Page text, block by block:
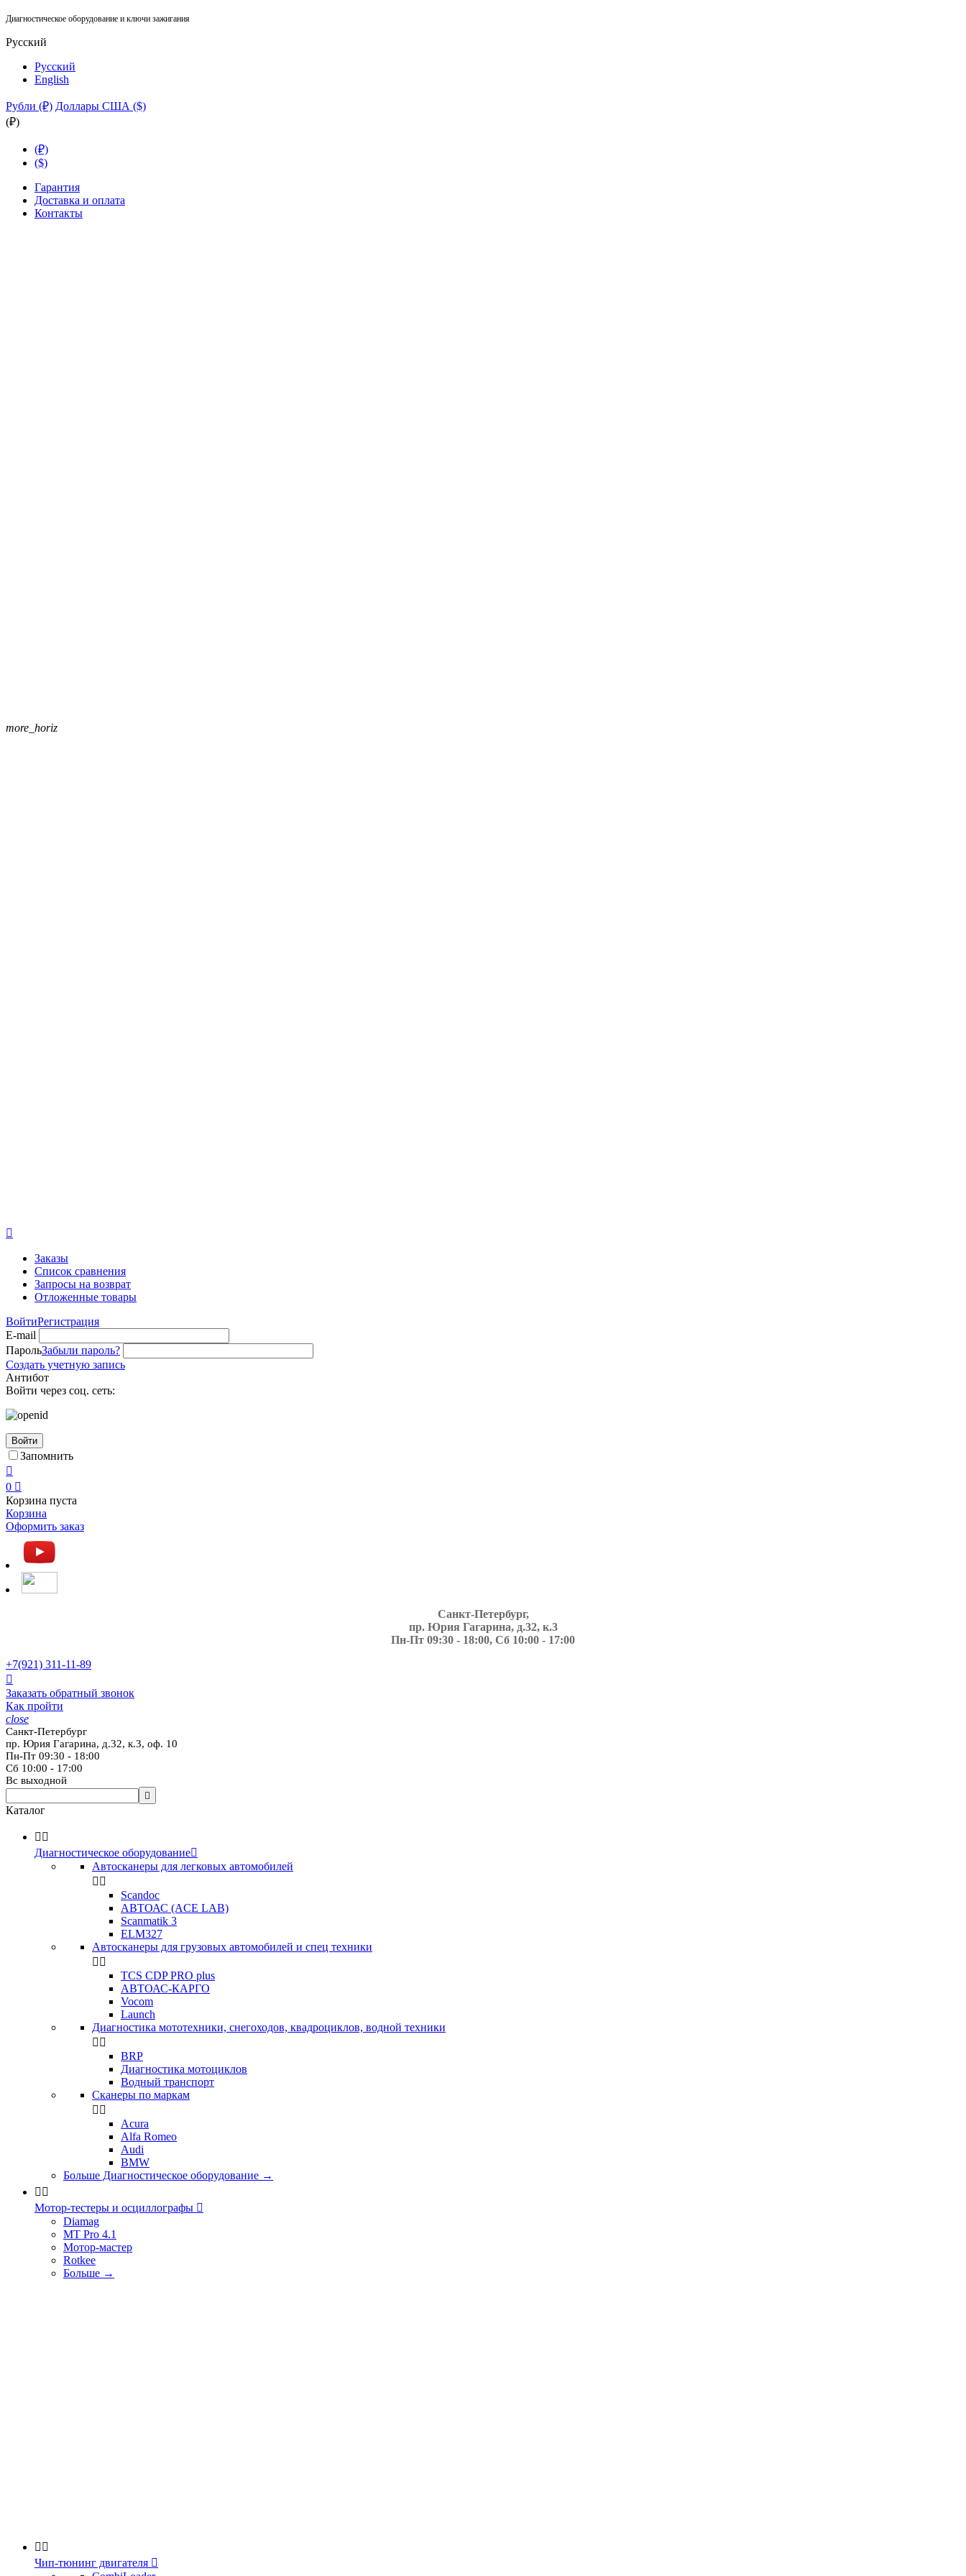
Диагностическое оборудование и ключи зажигания
Русский
Русский
English
Рубли (₽) Доллары США ($)
(₽)
(₽)
($)
Гарантия
Доставка и оплата
Контакты
more_horiz

Заказы
Список сравнения
Запросы на возврат
Отложенные товары
ВойтиРегистрация
E-mail
ПарольЗабыли пароль?
Создать учетную запись
Антибот
Войти через соц. сеть:
Войти
Запомнить

0 
Корзина пуста
Корзина
Оформить заказ
Санкт-Петербург,
пр. Юрия Гагарина, д.32, к.3
Пн-Пт 09:30 - 18:00, Сб 10:00 - 17:00
+7(921) 311-11-89

Заказать обратный звонок
Как пройти
close
Санкт-Петербург
пр. Юрия Гагарина, д.32, к.3, оф. 10
Пн-Пт 09:30 - 18:00
Сб 10:00 - 17:00
Вс выходной

Каталог
 
Диагностическое оборудование
Автосканеры для легковых автомобилей
 
Scandoc
АВТОАС (ACE LAB)
Scanmatik 3
ELM327
Автосканеры для грузовых автомобилей и спец техники
 
TCS CDP PRO plus
АВТОАС-КАРГО
Vocom
Launch
Диагностика мототехники, снегоходов, квадроциклов, водной техники
 
BRP
Диагностика мотоциклов
Водный транспорт
Сканеры по маркам
 
Acura
Alfa Romeo
Audi
BMW
Больше Диагностическое оборудование →
 
Мотор-тестеры и осциллографы 
Diamag
MT Pro 4.1
Мотор-мастер
Rotkee
Больше →
 
Чип-тюнинг двигателя 